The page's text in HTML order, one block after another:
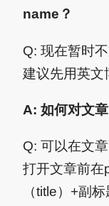
name？
Q: 现在暂时
建议先用英文
A: 如何对文
Q: 可以在文
打开文章前在
（title）+副